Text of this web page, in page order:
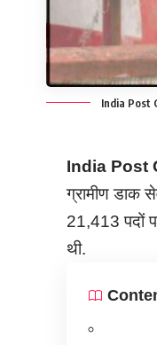
India Post
India Post
ग्रामीण डाक
21,413 पदों
थी.